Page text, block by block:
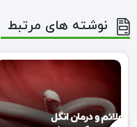
نوشته های مرتبط